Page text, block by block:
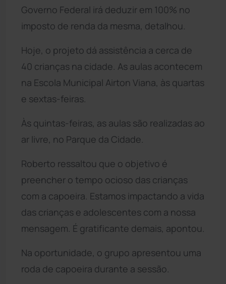
Governo Federal irá deduzir em 100% no
imposto de renda da mesma, detalhou.
Hoje, o projeto dá assistência a cerca de
40 crianças na cidade. As aulas acontecem
na Escola Municipal Airton Viana, às quartas
e sextas-feiras.
Às quintas-feiras, as aulas são realizadas ao
ar livre, no Parque da Cidade.
Roberto ressaltou que o objetivo é
preencher o tempo ocioso das crianças
com a capoeira. Estamos impactando a vida
das crianças e adolescentes com a nossa
mensagem. É gratificante demais, apontou.
Na oportunidade, o grupo apresentou uma
roda de capoeira durante a sessão.